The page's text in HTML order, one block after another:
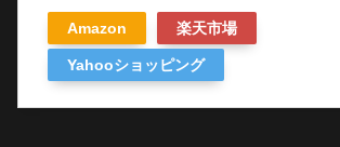
Amazon 楽天市場
Yahooショッピング